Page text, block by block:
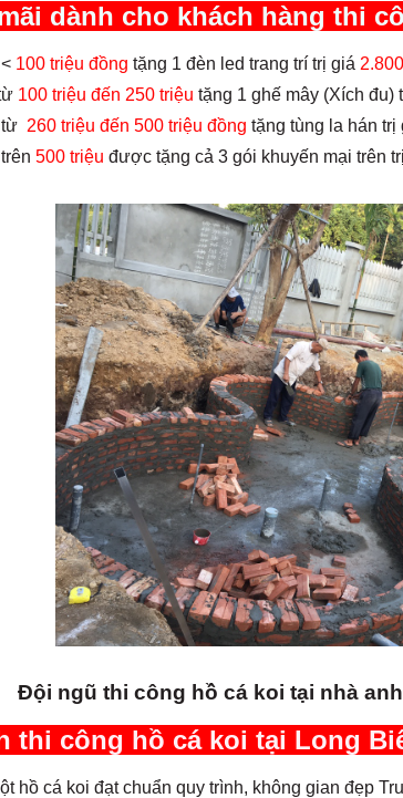
dành cho khách hàng thi
100 triệu đồng tặng 1 đèn led trang trí trị giá
100 triệu đến 250 triệu tặng 1 ghế mây (Xích đu)
260 triệu đến 500 triệu đồng tặng tùng la hán trị
500 triệu được tặng cả 3 gói khuyến mại trên
Đội ngũ thi công hồ cá koi tại nhà
thi công hồ cá koi tại Long
hồ cá koi đạt chuẩn quy trình, không gian đẹp